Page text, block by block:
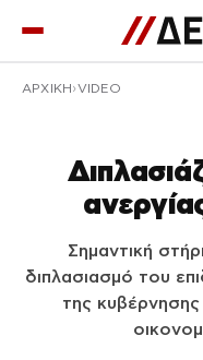
ΑΡΧΙΚΉ VIDEO
Σημαντική
διπλασιασμό του
της